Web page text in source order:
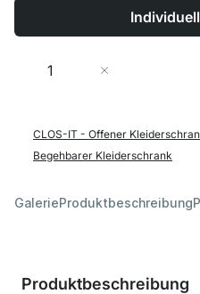
Menge
CLOS-IT - Offener
Begehbarer Kleiderschrank
GalerieProduktbeschreibung
Produktbeschreibung